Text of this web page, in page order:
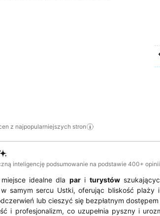
z najpopularniejszych stron
inteligencję podsumowanie na podstawie 400+
idealne dla pari turystów
samym sercu Ustki, oferując bliskość plaży
lub cieszyć się bezpłatnym
i profesjonalizm, co uzupełnia pyszny i